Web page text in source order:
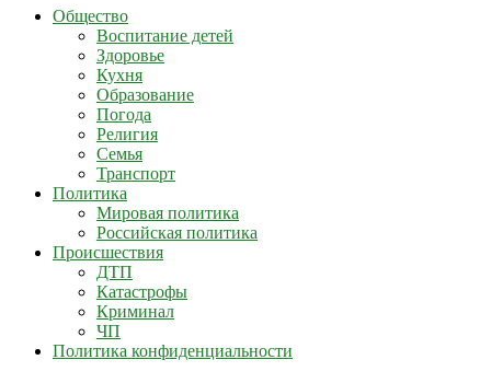
Общество
Воспитание детей
Здоровье
Кухня
Образование
Погода
Религия
Семья
Транспорт
Политика
Мировая политика
Российская политика
Происшествия
ДТП
Катастрофы
Криминал
ЧП
Политика конфиденциальности